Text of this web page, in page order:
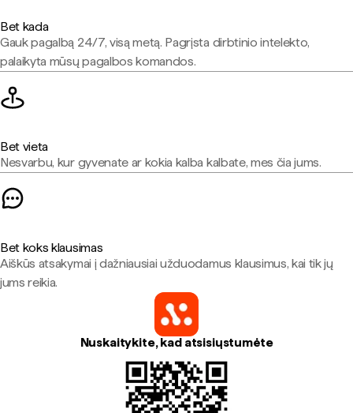
Bet kada
Gauk pagalbą 24/7, visą metą. Pagrįsta dirbtinio intelekto,
palaikyta mūsų pagalbos komandos.
Bet vieta
Nesvarbu, kur gyvenate ar kokia kalba kalbate, mes čia jums.
Bet koks klausimas
Aiškūs atsakymai į dažniausiai užduodamus klausimus, kai tik jų
jums reikia.
Nuskaitykite, kad atsisiųstumėte